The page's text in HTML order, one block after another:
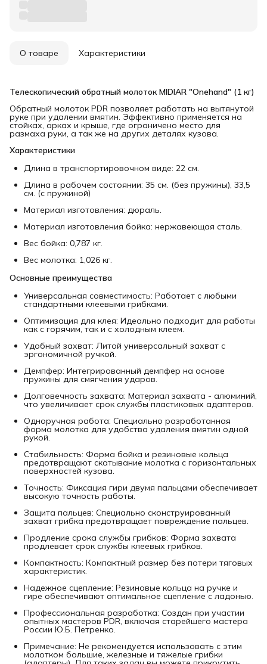
О товаре Характеристики
Телескопический обратный молоток MIDIAR "Onehand" (1 кг)
Обратный молоток PDR позволяет работать на вытянутой
руке при удалении вмятин. Эффективно применяется на
стойках, арках и крыше, где ограничено место для
размаха руки, а так же на других деталях кузова.
Характеристики
Длина в транспортировочном виде: 22 см.
Длина в рабочем состоянии: 35 см. (без пружины), 33,5
см. (с пружиной)
Материал изготовления: дюраль.
Материал изготовления бойка: нержавеющая сталь.
Вес бойка: 0,787 кг.
Вес молотка: 1,026 кг.
Основные преимущества
Универсальная совместимость: Работает с любыми
стандартными клеевыми грибками.
Оптимизация для клея: Идеально подходит для работы
как с горячим, так и с холодным клеем.
Удобный захват: Литой универсальный захват с
эргономичной ручкой.
Демпфер: Интегрированный демпфер на основе
пружины для смягчения ударов.
Долговечность захвата: Материал захвата - алюминий,
что увеличивает срок службы пластиковых адаптеров.
Одноручная работа: Специально разработанная
форма молотка для удобства удаления вмятин одной
рукой.
Стабильность: Форма бойка и резиновые кольца
предотвращают скатывание молотка с горизонтальных
поверхностей кузова.
Точность: Фиксация гири двумя пальцами обеспечивает
высокую точность работы.
Защита пальцев: Специально сконструированный
захват грибка предотвращает повреждение пальцев.
Продление срока службы грибков: Форма захвата
продлевает срок службы клеевых грибков.
Компактность: Компактный размер без потери тяговых
характеристик.
Надежное сцепление: Резиновые кольца на ручке и
гире обеспечивают оптимальное сцепление с ладонью.
Профессиональная разработка: Создан при участии
опытных мастеров PDR, включая старейшего мастера
России Ю.Б. Петренко.
Примечание: Не рекомендуется использовать с этим
молотком большие, железные и тяжелые грибки